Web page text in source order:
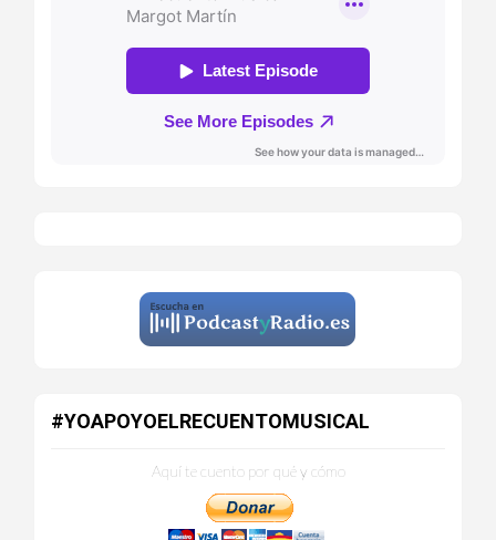
#YOAPOYOELRECUENTOMUSICAL
Aquí te cuento por qué y cómo